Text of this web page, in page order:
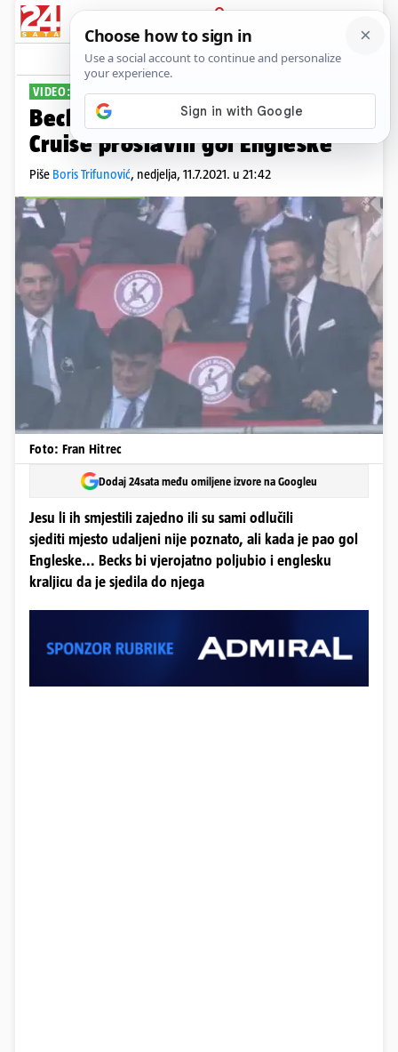
PRIJAVA
Sport Komentari
VIDEO: NA FINALU I ŠUKER
Becks, daj šapu: Beckham i Tom
Cruise proslavili gol Engleske
Piše Boris Trifunović, nedjelja, 11.7.2021. u 21:42
Foto: Fran Hitrec
Dodaj 24sata među omiljene izvore na Googleu
Jesu li ih smjestili zajedno ili su sami odlučili
sjediti mjesto udaljeni nije poznato, ali kada je pao gol
Engleske... Becks bi vjerojatno poljubio i englesku
kraljicu da je sjedila do njega